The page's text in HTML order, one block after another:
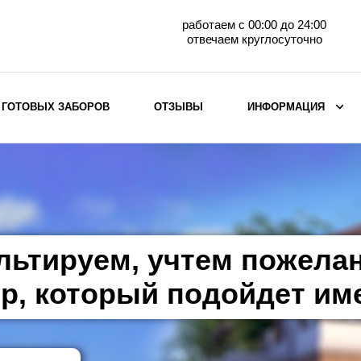
работаем с 00:00 до 24:00
отвечаем круглосуточно
горизонтального
Металлические заборы для дачи
Забор жалюзи с кирпичными столбами
Металлические заборы
Металлические ограждения
ГОТОВЫХ ЗАБОРОВ ОТЗЫВЫ ИНФОРМАЦИЯ
учтем
который подойдет